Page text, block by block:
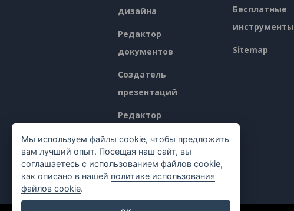
дизайна
Редактор
документов
Создатель
презентаций
Редактор
Ценообразование
Бесплатные
инструменты
Sitemap
Мы используем файлы cookie, чтобы предложить
вам лучший опыт. Посещая наш сайт, вы
соглашаетесь с использованием файлов cookie,
как описано в нашей политике использования
файлов cookie.